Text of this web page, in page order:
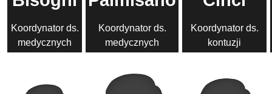
Koordynator ds.
medycznych
Koordynator ds.
medycznych
Koordynator ds.
kontuzji